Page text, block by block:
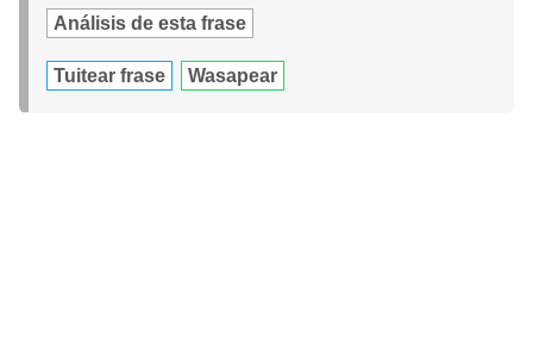
Análisis de esta frase
Tuitear frase Wasapear